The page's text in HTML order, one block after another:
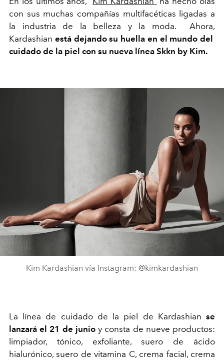
con sus muchas compañías multifacéticas ligadas a
la industria de la belleza y la moda. Ahora,
Kardashian está dejando su huella en el mundo del
cuidado de la piel con su nueva línea Skkn by Kim.
Kim Kardashian vía Instagram: @kimkardashian
La línea de cuidado de la piel de Kardashian se
lanzará el 21 de junioy consta de nueve productos:
limpiador, tónico, exfoliante, suero de ácido
hialurónico, suero de vitamina C, crema facial, crema